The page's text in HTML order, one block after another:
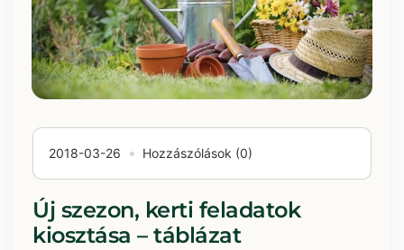
2018-03-26 Hozzászólások (0)
Új szezon, kerti feladatok
kiosztása – táblázat